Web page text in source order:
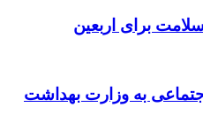
برای اربعین